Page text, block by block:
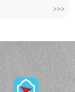
>>>